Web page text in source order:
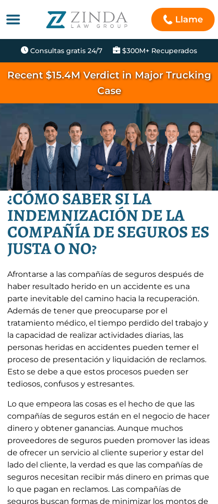
Llame
Consultas gratis 24/7 $300M+ Recuperados
Recent $15.4M Verdict in Major Trucking
Case
¿CÓMO SABER SI LA
INDEMNIZACIÓN DE LA
COMPAÑÍA DE SEGUROS ES
JUSTA O NO?
Afrontarse a las compañías de seguros después de
haber resultado herido en un accidente es una
parte inevitable del camino hacia la recuperación.
Además de tener que preocuparse por el
tratamiento médico, el tiempo perdido del trabajo y
la capacidad de realizar actividades diarias, las
personas heridas en accidentes pueden temer el
proceso de presentación y liquidación de reclamos.
Esto se debe a que estos procesos pueden ser
tediosos, confusos y estresantes.
Lo que empeora las cosas es el hecho de que las
compañías de seguros están en el negocio de hacer
dinero y obtener ganancias. Aunque muchos
proveedores de seguros pueden promover las ideas
de ofrecer un servicio al cliente superior y estar del
lado del cliente, la verdad es que las compañías de
seguros necesitan recibir más dinero en primas que
lo que pagan en reclamos. Las compañías de
seguros buscan formas de minimizar los montos de